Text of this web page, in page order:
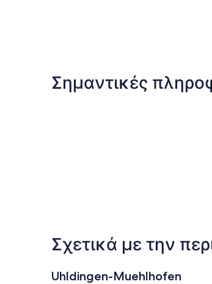
Σημαντικές
Σχετικά με την
Uhldingen-Muehlhofen